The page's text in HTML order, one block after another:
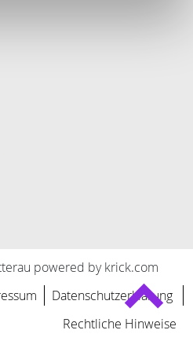
powered by krick.com
Datenschutzerklärung
Rechtliche Hinweise